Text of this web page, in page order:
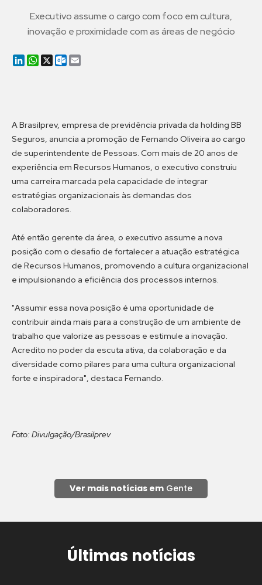
Executivo assume o cargo com foco em cultura,
inovação e proximidade com as áreas de negócio
LinkedIn
WhatsApp
X Outlook.com
A Brasilprev, empresa de previdência privada da holding BB
Seguros, anuncia a promoção de Fernando Oliveira ao cargo
de superintendente de Pessoas. Com mais de 20 anos de
experiência em Recursos Humanos, o executivo construiu
uma carreira marcada pela capacidade de integrar
estratégias organizacionais às demandas dos
colaboradores.
Até então gerente da área, o executivo assume a nova
posição com o desafio de fortalecer a atuação estratégica
de Recursos Humanos, promovendo a cultura organizacional
e impulsionando a eficiência dos processos internos.
"Assumir essa nova posição é uma oportunidade de
contribuir ainda mais para a construção de um ambiente de
trabalho que valorize as pessoas e estimule a inovação.
Acredito no poder da escuta ativa, da colaboração e da
diversidade como pilares para uma cultura organizacional
forte e inspiradora", destaca Fernando.
Foto: Divulgação/Brasilprev
Ver mais notícias em Gente
Últimas notícias